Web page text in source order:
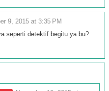
9, 2015 at 3:35 PM
seperti detektif begitu ya bu?